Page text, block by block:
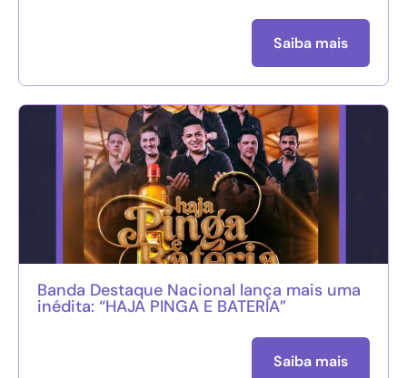
Saiba mais
Banda Destaque Nacional lança mais uma
inédita: “HAJA PINGA E BATERIA”
Saiba mais